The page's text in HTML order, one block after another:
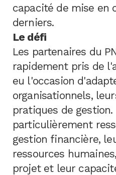
capacité de mise en
derniers.
Le défi
Les partenaires du
rapidement pris de
eu l'occasion
organisationnels,
pratiques de gestion.
particulièrement
gestion financière,
ressources
projet et leur